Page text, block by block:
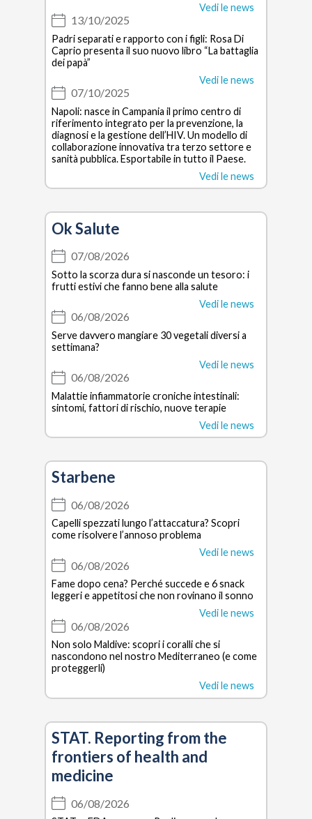
Vedi le news
13/10/2025
Padri separati e rapporto con i figli: Rosa Di
Caprio presenta il suo nuovo libro “La battaglia
dei papà”
Vedi le news
07/10/2025
Napoli: nasce in Campania il primo centro di
riferimento integrato per la prevenzione, la
diagnosi e la gestione dell’HIV. Un modello di
collaborazione innovativa tra terzo settore e
sanità pubblica. Esportabile in tutto il Paese.
Vedi le news
Ok Salute
07/08/2026
Sotto la scorza dura si nasconde un tesoro: i
frutti estivi che fanno bene alla salute
Vedi le news
06/08/2026
Serve davvero mangiare 30 vegetali diversi a
settimana?
Vedi le news
06/08/2026
Malattie infiammatorie croniche intestinali:
sintomi, fattori di rischio, nuove terapie
Vedi le news
Starbene
06/08/2026
Capelli spezzati lungo l’attaccatura? Scopri
come risolvere l’annoso problema
Vedi le news
06/08/2026
Fame dopo cena? Perché succede e 6 snack
leggeri e appetitosi che non rovinano il sonno
Vedi le news
06/08/2026
Non solo Maldive: scopri i coralli che si
nascondono nel nostro Mediterraneo (e come
proteggerli)
Vedi le news
STAT. Reporting from the
frontiers of health and
medicine
06/08/2026